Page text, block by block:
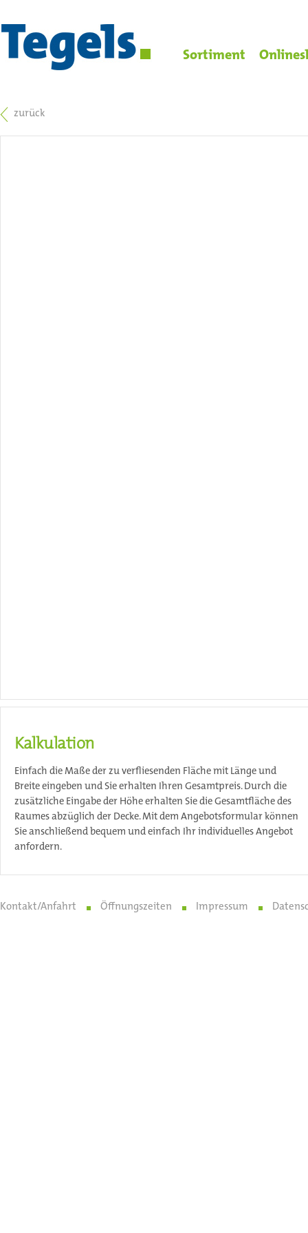
Sortiment
zurück
Kalkulation
Einfach die Maße der zu verfliesenden Fläche mit Länge und
Breite eingeben und Sie erhalten Ihren Gesamtpreis. Durch die
zusätzliche Eingabe der Höhe erhalten Sie die Gesamtfläche des
Raumes abzüglich der Decke. Mit dem Angebotsformular können
Sie anschließend bequem und einfach Ihr individuelles Angebot
anfordern.
Kontakt/Anfahrt Öffnungszeiten Impressum